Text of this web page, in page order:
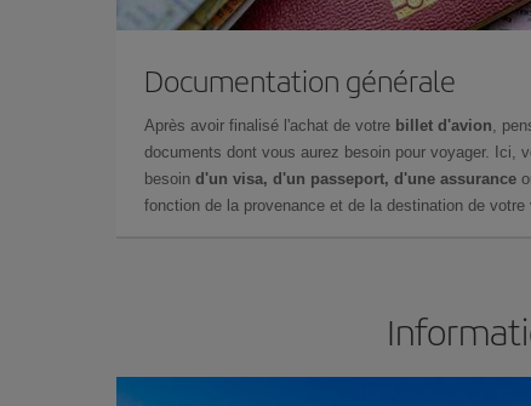
Documentation générale
Après avoir finalisé l'achat de votre billet d'avion,
documents dont vous aurez besoin pour voyager. Ici,
besoin d'un visa, d'un passeport, d'une assurance
fonction de la provenance et de la destination de votre